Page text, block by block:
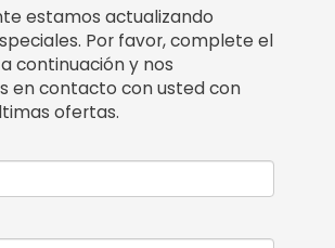
estamos actualizando
Por favor, complete el
continuación y nos
en contacto con usted con
ofertas.